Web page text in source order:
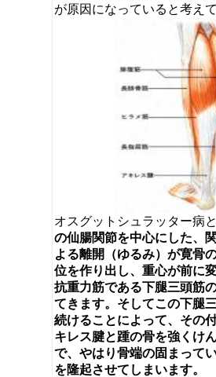
が原因になっていると考えて
オスグットシュラッター病と
の仙腸関節を中心にした、
よる離開（ゆるみ）が寛骨
位を作り出し、重心が前に
抗重力筋である下腿三頭筋
てきます。そしてこの下腿
続けることによって、その
キレス腱と踵の骨を強くけ
で、やはり骨端の固まって
を隆起させてしまいます。